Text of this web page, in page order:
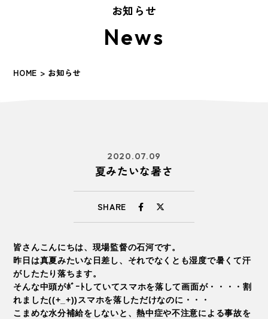
お知らせ
News
HOME > お知らせ
2020.07.09
夏みたいな暑さ
SHARE
皆さんこんにちは、現場監督の石河です。
昨日は真夏みたいな日差し、それでなくとも湿度で暑くて汗
がしたたり落ちます。
そんな中頭がﾎﾞｰﾄしていてスマホを落して画面が・・・・割
れました((+_+))スマホを落しただけなのに・・・
こまめな水分補給をしないと、熱中症や不注意による事故を